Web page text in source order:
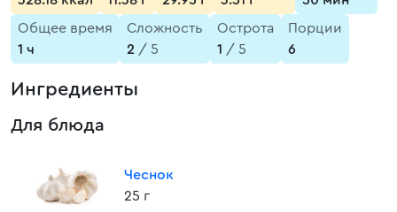
Общее время
1 ч
Сложность
2 / 5
Острота
1 / 5
Порции
6
Ингредиенты
Для блюда
Чеснок
25 г